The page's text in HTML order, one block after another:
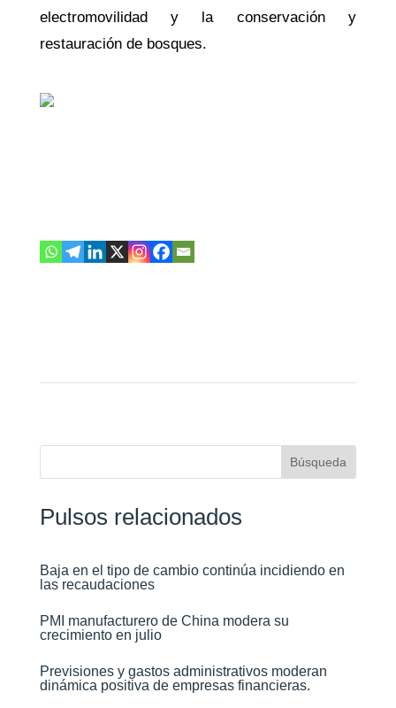
electromovilidad y la conservación y
restauración de bosques.
Pulsos relacionados
Baja en el tipo de cambio continúa incidiendo en
las recaudaciones​
PMI manufacturero de China modera su
crecimiento en julio​
Previsiones y gastos administrativos moderan
dinámica positiva de empresas financieras​.